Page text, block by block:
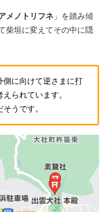
メノトリフネ 」を踏み傾
柴垣に変えてその中に隠
側に向けて逆さまに打
られています。
うです。